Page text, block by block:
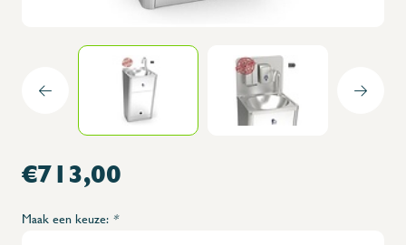
€713,00
Maak een keuze: *